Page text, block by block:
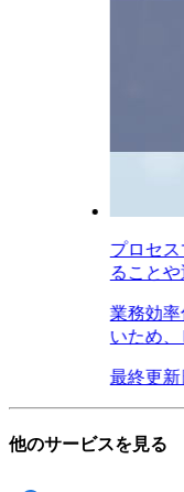
プロセ
ることや
業務効
いため
最終更新
他のサービスを見る